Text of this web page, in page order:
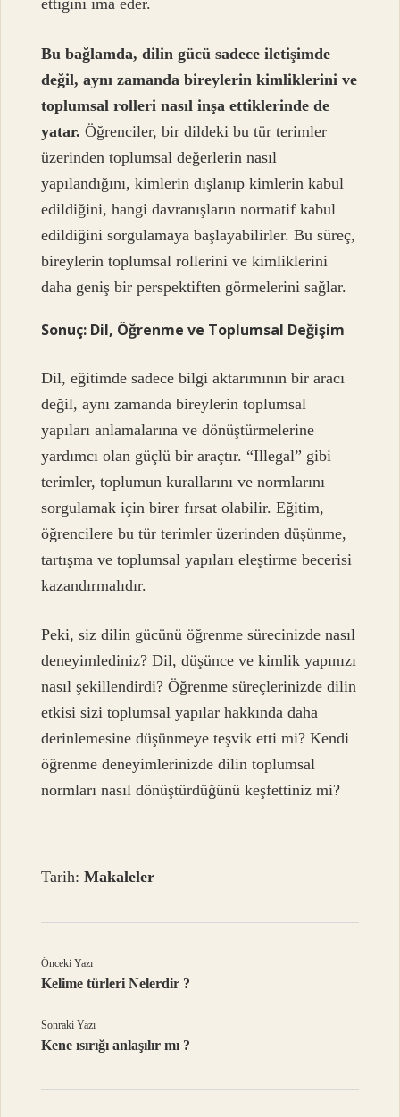
ettiğini ima eder.
Bu bağlamda, dilin gücü sadece iletişimde
değil, aynı zamanda bireylerin kimliklerini ve
toplumsal rolleri nasıl inşa ettiklerinde de
yatar. Öğrenciler, bir dildeki bu tür terimler
üzerinden toplumsal değerlerin nasıl
yapılandığını, kimlerin dışlanıp kimlerin kabul
edildiğini, hangi davranışların normatif kabul
edildiğini sorgulamaya başlayabilirler. Bu süreç,
bireylerin toplumsal rollerini ve kimliklerini
daha geniş bir perspektiften görmelerini sağlar.
Sonuç: Dil, Öğrenme ve Toplumsal Değişim
Dil, eğitimde sadece bilgi aktarımının bir aracı
değil, aynı zamanda bireylerin toplumsal
yapıları anlamalarına ve dönüştürmelerine
yardımcı olan güçlü bir araçtır. “Illegal” gibi
terimler, toplumun kurallarını ve normlarını
sorgulamak için birer fırsat olabilir. Eğitim,
öğrencilere bu tür terimler üzerinden düşünme,
tartışma ve toplumsal yapıları eleştirme becerisi
kazandırmalıdır.
Peki, siz dilin gücünü öğrenme sürecinizde nasıl
deneyimlediniz? Dil, düşünce ve kimlik yapınızı
nasıl şekillendirdi? Öğrenme süreçlerinizde dilin
etkisi sizi toplumsal yapılar hakkında daha
derinlemesine düşünmeye teşvik etti mi? Kendi
öğrenme deneyimlerinizde dilin toplumsal
normları nasıl dönüştürdüğünü keşfettiniz mi?
Tarih:Makaleler
Önceki Yazı
Kelime türleri Nelerdir ?
Sonraki Yazı
Kene ısırığı anlaşılır mı ?